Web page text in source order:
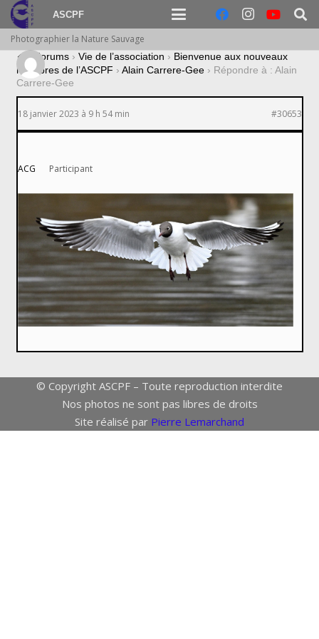
ASCPF
Photographier la Nature Sauvage
› Forums › Vie de l’association › Bienvenue aux nouveaux
membres de l’ASCPF › Alain Carrere-Gee › Répondre à : Alain
Carrere-Gee
18 janvier 2023 à 9 h 54 min #30653
ACG Participant
© Copyright ASCPF – Toute reproduction interdite
Nos photos ne sont pas libres de droits
Site réalisé par Pierre Lemarchand